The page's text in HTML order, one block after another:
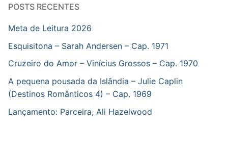
POSTS RECENTES
Meta de Leitura 2026
Esquisitona – Sarah Andersen – Cap. 1971
Cruzeiro do Amor – Vinícius Grossos – Cap. 1970
A pequena pousada da Islândia – Julie Caplin
(Destinos Românticos 4) – Cap. 1969
Lançamento: Parceira, Ali Hazelwood